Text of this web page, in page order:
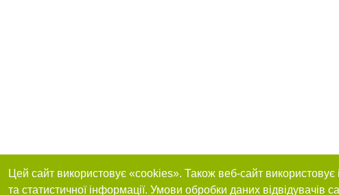
Цей сайт використовує «cookies». Також веб-сайт використовує
та статистичної інформації. Умови обробки даних відвідувачів